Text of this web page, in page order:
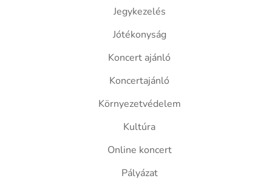
Jegykezelés
Jótékonyság
Koncert ajánló
Koncertajánló
Környezetvédelem
Kultúra
Online koncert
Pályázat